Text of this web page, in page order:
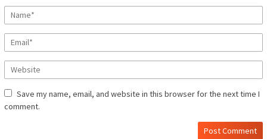
Save my name, email, and website in this browser for the next time I
comment.